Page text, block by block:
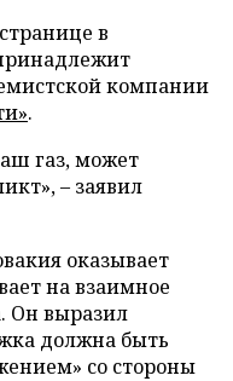
в
компании
.
газ, может
– заявил
оказывает
на взаимное
Он выразил
должна быть
со стороны